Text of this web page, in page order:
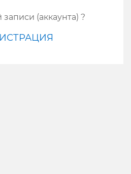
(аккаунта) ?